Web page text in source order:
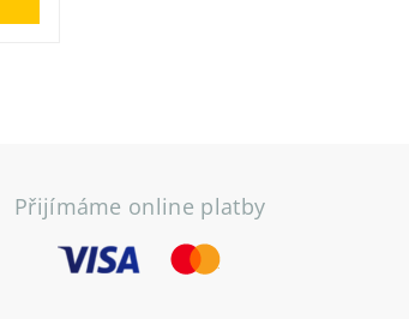
Přijímáme online platby